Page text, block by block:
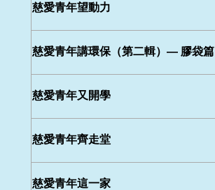
慈愛青年望動力
慈愛青年講環保（第二輯）— 膠袋篇
慈愛青年又開學
慈愛青年齊走堂
慈愛青年這一家